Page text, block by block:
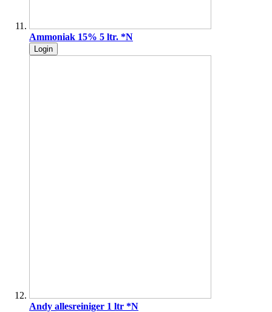
Ammoniak 15% 5 ltr. *N
Login
Andy allesreiniger 1 ltr *N